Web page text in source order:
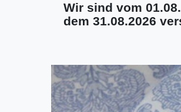
Wir sind vom
dem 31.08.2026